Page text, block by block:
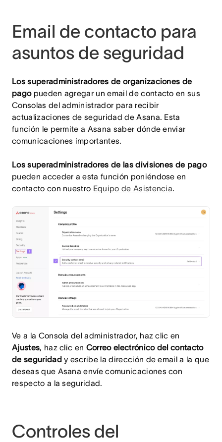
Email de contacto para
asuntos de seguridad
Los superadministradores de organizaciones de
pagopueden agregar un email de contacto en sus
Consolas del administrador para recibir
actualizaciones de seguridad de Asana. Esta
función le permite a Asana saber dónde enviar
comunicaciones importantes.
Los superadministradores de las divisiones de pago
pueden acceder a esta función poniéndose en
contacto con nuestro Equipo de Asistencia.
Ve a la Consola del administrador, haz clic en
Ajustes, haz clic en Correo electrónico del contacto
de seguridady escribe la dirección de email a la que
deseas que Asana envíe comunicaciones con
respecto a la seguridad.
Controles del